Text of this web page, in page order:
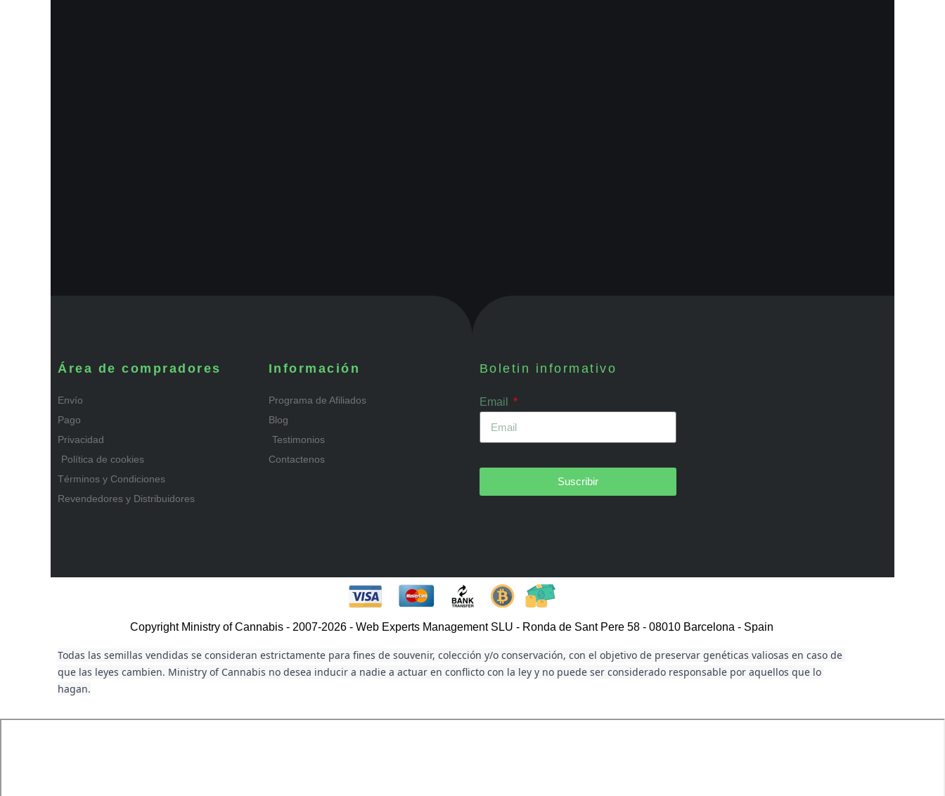
Área de compradores
Envío
Pago
Privacidad
Política de cookies
Términos y Condiciones
Revendedores y Distribuidores
Información
Programa de Afiliados
Blog
Testimonios
Contactenos
Boletin informativo
Email
Suscribir
Copyright Ministry of Cannabis - 2007-2026 - Web Experts Management SLU - Ronda de Sant Pere 58 - 08010 Barcelona - Spain
Todas las semillas vendidas se consideran estrictamente para fines de souvenir, colección y/o conservación, con el objetivo de preservar genéticas valiosas en caso de
que las leyes cambien. Ministry of Cannabis no desea inducir a nadie a actuar en conflicto con la ley y no puede ser considerado responsable por aquellos que lo
hagan.